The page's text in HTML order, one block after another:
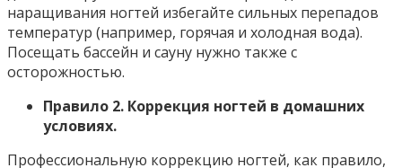
наращивания ногтей избегайте сильных перепадов
температур (например, горячая и холодная вода).
Посещать бассейн и сауну нужно также с
осторожностью.
Правило 2. Коррекция ногтей в домашних
условиях.
Профессиональную коррекцию ногтей, как правило,